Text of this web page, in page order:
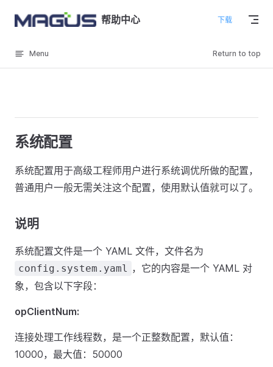
Skip to content 帮助中心 下载
Menu Return to top
系统配置
系统配置用于高级工程师用户进行系统调优所做的配置，
普通用户一般无需关注这个配置，使用默认值就可以了。
说明
系统配置文件是一个 YAML 文件，文件名为
config.system.yaml ，它的内容是一个 YAML 对
象，包含以下字段：
opClientNum:
连接处理工作线程数，是一个正整数配置，默认值：
10000，最大值：50000